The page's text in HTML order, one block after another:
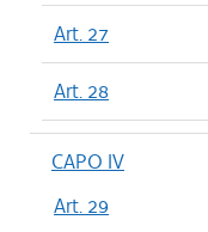
Art. 27
Art. 28
CAPO IV
Art. 29